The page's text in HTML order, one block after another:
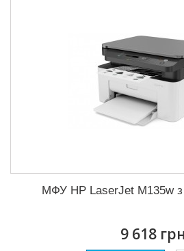
МФУ HP LaserJet M135w
9 618 грн